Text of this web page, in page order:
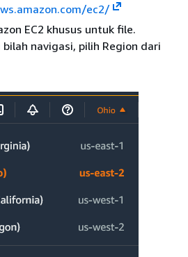
ec2/
EC2 khusus untuk file.
bilah navigasi, pilih Region dari